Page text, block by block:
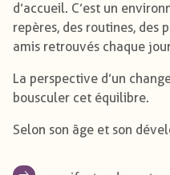
d’accueil. C’est un
repères, des routines, des
amis retrouvés chaque
La perspective d’un
bousculer cet équilibre.
Selon son âge et son